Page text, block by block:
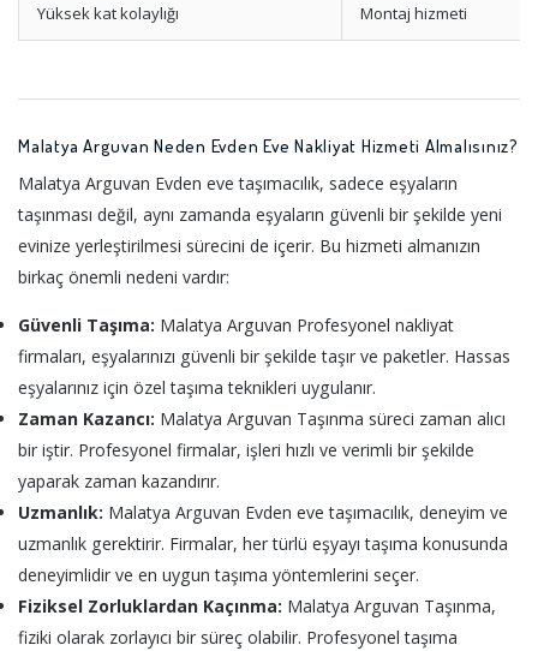
Yüksek kat kolaylığı Montaj hizmeti
Malatya Arguvan Neden Evden Eve Nakliyat Hizmeti Almalısınız?
Malatya Arguvan Evden eve taşımacılık, sadece eşyaların
taşınması değil, aynı zamanda eşyaların güvenli bir şekilde yeni
evinize yerleştirilmesi sürecini de içerir. Bu hizmeti almanızın
birkaç önemli nedeni vardır:
Güvenli Taşıma: Malatya Arguvan Profesyonel nakliyat
firmaları, eşyalarınızı güvenli bir şekilde taşır ve paketler. Hassas
eşyalarınız için özel taşıma teknikleri uygulanır.
Zaman Kazancı: Malatya Arguvan Taşınma süreci zaman alıcı
bir iştir. Profesyonel firmalar, işleri hızlı ve verimli bir şekilde
yaparak zaman kazandırır.
Uzmanlık: Malatya Arguvan Evden eve taşımacılık, deneyim ve
uzmanlık gerektirir. Firmalar, her türlü eşyayı taşıma konusunda
deneyimlidir ve en uygun taşıma yöntemlerini seçer.
Fiziksel Zorluklardan Kaçınma: Malatya Arguvan Taşınma,
fiziki olarak zorlayıcı bir süreç olabilir. Profesyonel taşıma